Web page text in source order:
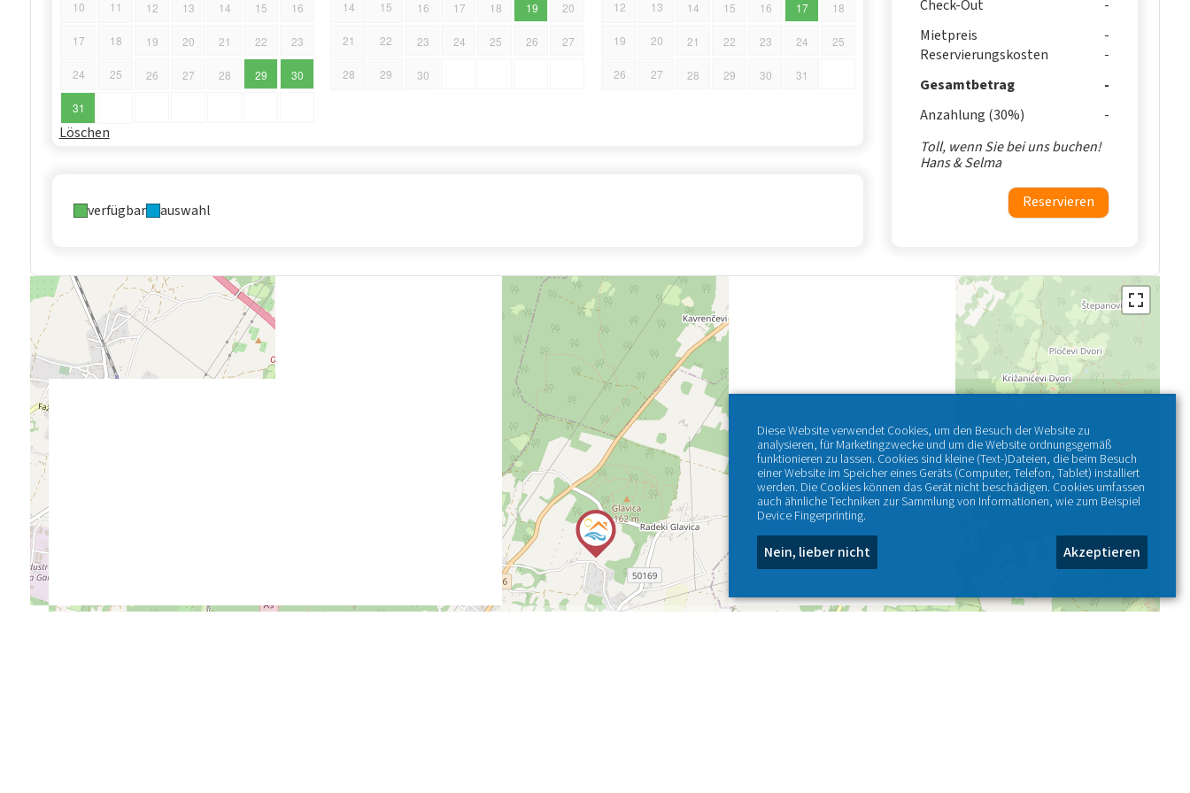
10 11 12 13 14 15 16
17 18 19 20 21 22 23
24 25 26 27 28 29 30
31
14 15 16 17 18 19 20
21 22 23 24 25 26 27
28 29 30
12 13 14 15 16 17 18
19 20 21 22 23 24 25
26 27 28 29 30 31
Löschen
verfügbar auswahl
Check-Out
Mietpreis
Reservierungskosten
Gesamtbetrag
Anzahlung (30%)
Toll, wenn Sie bei uns buchen!
Hans & Selma
Reservieren
Diese Website verwendet Cookies, um den Besuch der Website zu
analysieren, für Marketingzwecke und um die Website ordnungsgemäß
funktionieren zu lassen. Cookies sind kleine (Text-)Dateien, die beim Besuch
einer Website im Speicher eines Geräts (Computer, Telefon, Tablet) installiert
werden. Die Cookies können das Gerät nicht beschädigen. Cookies umfassen
auch ähnliche Techniken zur Sammlung von Informationen, wie zum Beispiel
Device Fingerprinting.
Nein, lieber nicht Akzeptieren